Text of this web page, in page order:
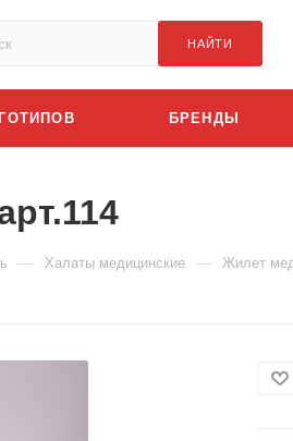
НАЙТИ
БРЕНДЫ
— Халаты медицинские — Жилет